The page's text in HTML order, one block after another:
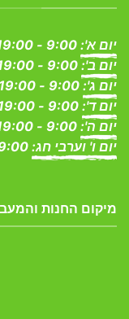
יום א':
יום ב':
יום ג':
יום ד':
יום ה':
יום ו' וערבי חג:
מיקום החנות